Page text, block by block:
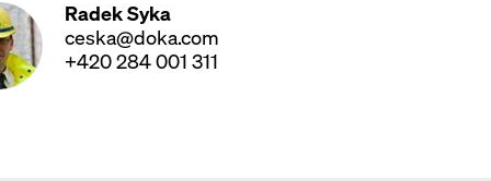
Radek Syka
ceska@doka.com
+420 284 001 311